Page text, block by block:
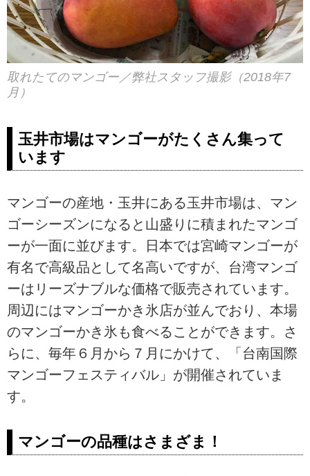
取れたてのマンゴー／弊社スタッフ撮影（2018年7
月）
玉井市場はマンゴーがたくさん集って
います
マンゴーの産地・玉井にある玉井市場は、マン
ゴーシーズンになると山盛りに積まれたマンゴ
ーが一面に並びます。日本では宮崎マンゴーが
有名で高級品として名高いですが、台湾マンゴ
ーはリーズナブルな価格で販売されています。
周辺にはマンゴーかき氷店が並んでおり、本場
のマンゴーかき氷も食べることができます。さ
らに、毎年６月から７月にかけて、「台南国際
マンゴーフェスティバル」が開催されていま
す。
マンゴーの品種はさまざま！